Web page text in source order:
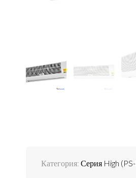
Категория: Серия High